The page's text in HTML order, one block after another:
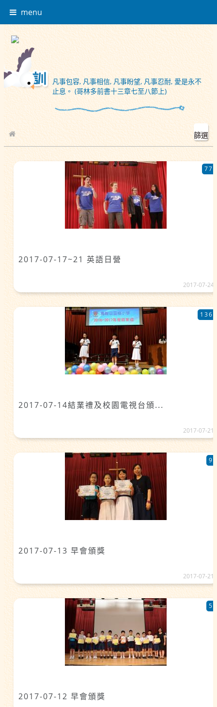
menu
凡事包容, 凡事相信, 凡事盼望, 凡事忍耐, 愛是永不
止息。 (哥林多前書十三章七至八節上)
校園相簿
篩選
2017-07-17~21 英語日營
77
2017-07-24
2017-07-14結業禮及校園電視台頒...
136
2017-07-21
2017-07-13 早會頒獎
9
2017-07-21
2017-07-12 早會頒獎
5